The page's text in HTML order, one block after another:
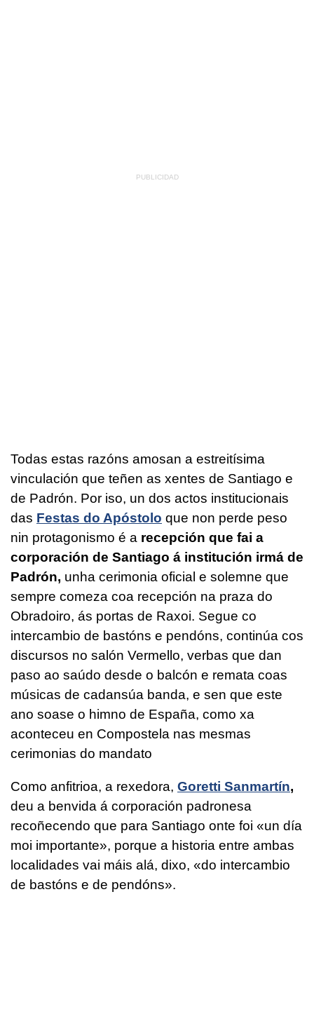
Todas estas razóns amosan a estreitísima
vinculación que teñen as xentes de Santiago e
de Padrón. Por iso, un dos actos institucionais
das Festas do Apóstolo que non perde peso
nin protagonismo é a recepción que fai a
corporación de Santiago á institución irmá de
Padrón, unha cerimonia oficial e solemne que
sempre comeza coa recepción na praza do
Obradoiro, ás portas de Raxoi. Segue co
intercambio de bastóns e pendóns, continúa cos
discursos no salón Vermello, verbas que dan
paso ao saúdo desde o balcón e remata coas
músicas de cadansúa banda, e sen que este
ano soase o himno de España, como xa
aconteceu en Compostela nas mesmas
cerimonias do mandato
Como anfitrioa, a rexedora, Goretti Sanmartín,
deu a benvida á corporación padronesa
recoñecendo que para Santiago onte foi «un día
moi importante», porque a historia entre ambas
localidades vai máis alá, dixo, «do intercambio
de bastóns e de pendóns».